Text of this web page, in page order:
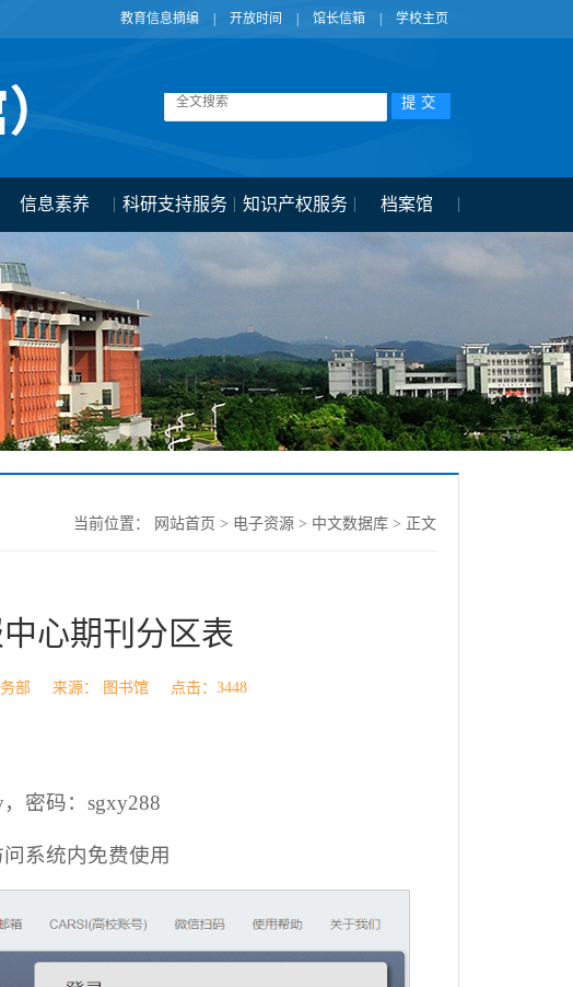
教育信息摘编 开放时间 馆长信箱 学校主页
信息素养 科研支持服务 知识产权服务 档案馆
当前位置： 网站首页 > 电子资源 > 中文数据库> 正文
心期刊分区表
务部 来源： 图书馆 点击： 3448
密码：sgxy288
系统内免费使用